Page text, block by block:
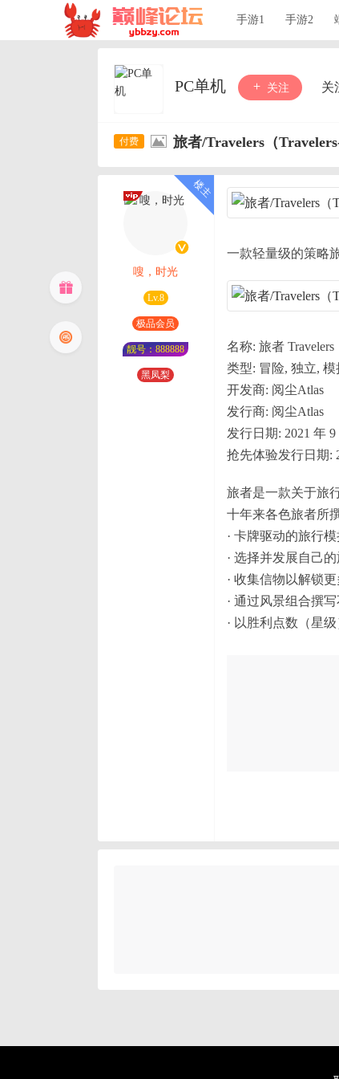
手游1 手游2
PC单机 关注 关
旅者/Travelers（
嗖，时光
Lv.8
极品会员
靓号：888888
黑凤梨
一款轻量级的策略
名称: 旅者 Travelers
类型: 冒险, 独立,
开发商: 阅尘Atlas
发行商: 阅尘Atlas
发行日期: 2021 年 9
抢先体验发行日期:
旅者是一款关于旅
十年来各色旅者所
· 卡牌驱动的旅行模
· 选择并发展自己的
· 收集信物以解锁更
· 通过风景组合撰写
· 以胜利点数（星